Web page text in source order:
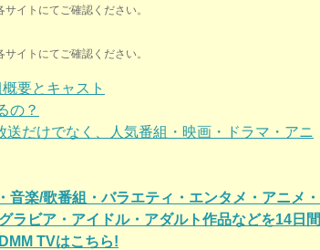
イトにてご確認ください。
イトにてご確認ください。
要とキャスト
の？
送だけでなく、人気番組・映画・ドラマ・アニ
音楽/歌番組・バラエティ・エンタメ・アニメ・
ラビア・アイドル・アダルト作品などを14日間
TVはこちら!